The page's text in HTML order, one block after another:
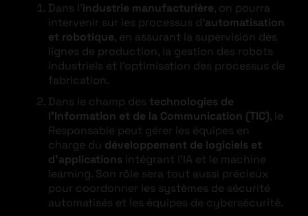
Dans l’industrie manufacturière, on pourra
intervenir sur les processus d’automatisation
et robotique, en assurant la supervision des
lignes de production, la gestion des robots
industriels et l’optimisation des processus de
fabrication.
Dans le champ des technologies de
l’Information et de la Communication (TIC), le
Responsable peut gérer les équipes en
charge du développement de logiciels et
d’applications intégrant l’IA et le machine
learning. Son rôle sera tout aussi précieux
pour coordonner les systèmes de sécurité
automatisés et les équipes de cybersécurité.